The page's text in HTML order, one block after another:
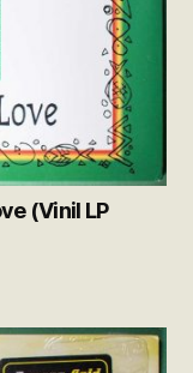
(Vinil LP